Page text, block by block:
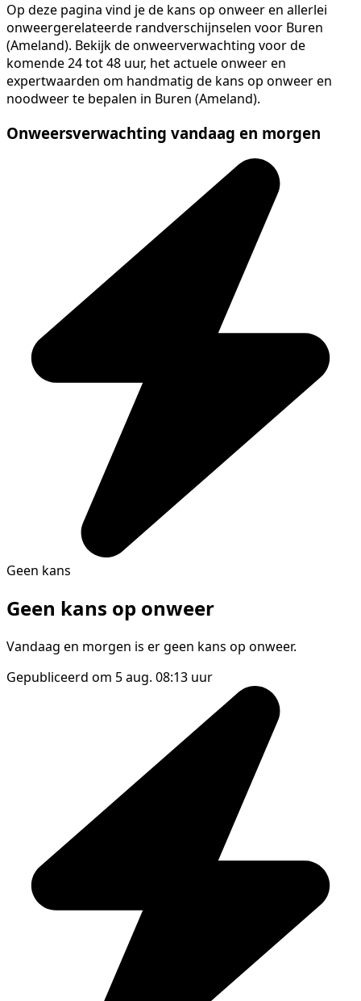
Op deze pagina vind je de kans op onweer en allerlei
onweergerelateerde randverschijnselen voor Buren
(Ameland). Bekijk de onweerverwachting voor de
komende 24 tot 48 uur, het actuele onweer en
expertwaarden om handmatig de kans op onweer en
noodweer te bepalen in Buren (Ameland).
Onweersverwachting vandaag en morgen
Geen kans
Geen kans op onweer
Vandaag en morgen is er geen kans op onweer.
Gepubliceerd om 5 aug. 08:13 uur